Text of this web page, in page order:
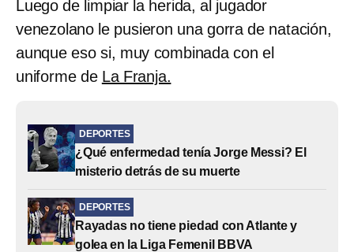
Luego de limpiar la herida, al jugador
venezolano le pusieron una gorra de natación,
aunque eso si, muy combinada con el
uniforme de La Franja.
DEPORTES
¿Qué enfermedad tenía Jorge Messi? El
misterio detrás de su muerte
DEPORTES
Rayadas no tiene piedad con Atlante y
golea en la Liga Femenil BBVA